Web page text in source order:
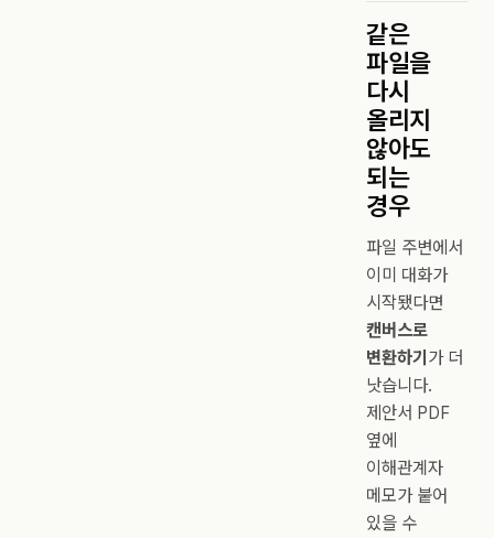
같은
파일을
다시
올리지
않아도
되는
경우
파일 주변에서
이미 대화가
시작됐다면
캔버스로
변환하기 가 더
낫습니다.
제안서 PDF
옆에
이해관계자
메모가 붙어
있을 수